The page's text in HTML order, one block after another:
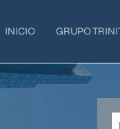
INICIO GRUPO